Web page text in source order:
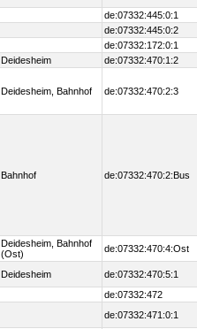
de:07332:445:0:1
de:07332:445:0:2
de:07332:172:0:1
Deidesheim de:07332:470:1:2
Deidesheim, Bahnhof de:07332:470:2:3
Bahnhof de:07332:470:2:Bus
Deidesheim, Bahnhof
(Ost)
de:07332:470:4:Ost
Deidesheim
de:07332:470:5:1
de:07332:472
de:07332:471:0:1